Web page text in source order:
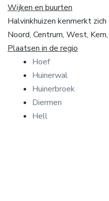
Wijken en buurten
Halvinkhuizen kenmerkt
Noord, Centrum, West,
Plaatsen in de regio
Hoef
Huinerwal
Huinerbroek
Diermen
Hell